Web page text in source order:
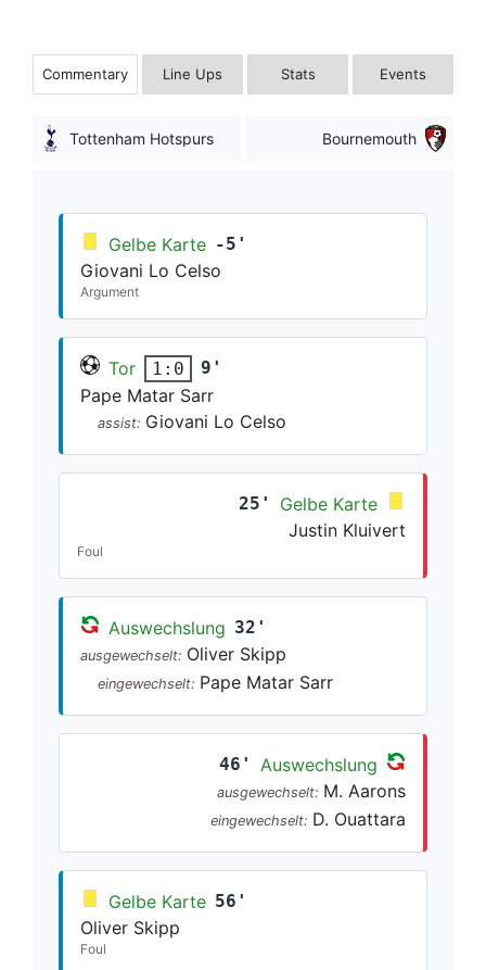
Commentary Line Ups Stats Events
Tottenham Hotspurs Bournemouth
Gelbe Karte -5'
Giovani Lo Celso
Argument
Tor 1:0 9'
Pape Matar Sarr
assist: Giovani Lo Celso
25'
Gelbe Karte
Justin Kluivert
Foul
Auswechslung 32'
ausgewechselt: Oliver Skipp
eingewechselt: Pape Matar Sarr
46' Auswechslung
ausgewechselt: M. Aarons
eingewechselt: D. Ouattara
Gelbe Karte 56'
Oliver Skipp
Foul